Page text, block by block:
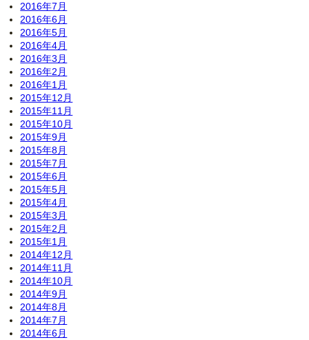
2016年7月
2016年6月
2016年5月
2016年4月
2016年3月
2016年2月
2016年1月
2015年12月
2015年11月
2015年10月
2015年9月
2015年8月
2015年7月
2015年6月
2015年5月
2015年4月
2015年3月
2015年2月
2015年1月
2014年12月
2014年11月
2014年10月
2014年9月
2014年8月
2014年7月
2014年6月